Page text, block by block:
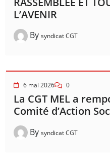
L’AVENIR
By syndicat CGT
6 mai 2026 0
La CGT MEL a
Comité d’Action
By syndicat CGT